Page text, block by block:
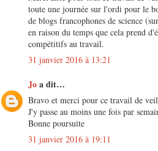
toute une journée sur l'ordi pour le
de blogs francophones de science
en raison du temps que cela prend
compétitifs au travail.
31 janvier 2016 à 13:21
Joa dit…
Bravo et merci pour ce travail de
J'y passe au moins une fois par
Bonne poursuite
31 janvier 2016 à 19:11